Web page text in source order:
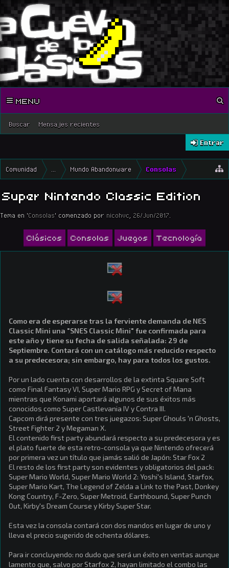
Buscar Mensajes recientes
MENU
Entrar
Comunidad Mundo Abandonware Consolas
Super Nintendo Classic Edition
Tema en 'Consolas' comenzado por nicohvc 26/Jun/2017
Clásicos Consolas Juegos Tecnología
Como era de esperarse tras la ferviente demanda de NES
Classic Mini una "SNES Classic Mini" fue confirmada para
este año y tiene su fecha de salida señalada: 29 de
Septiembre. Contará con un catálogo más reducido respecto
a su predecesora; sin embargo, hay para todos los gustos.
Por un lado cuenta con desarrollos de la extinta Square Soft
como Final Fantasy VI, Super Mario RPG y Secret of Mana
mientras que Konami aportará algunos de sus éxitos más
conocidos como Super Castlevania IV y Contra III.
Capcom dirá presente con tres juegazos: Super Ghouls 'n Ghosts,
Street Fighter 2 y Megaman X.
El contenido first party abundará respecto a su predecesora y es
el plato fuerte de esta retro-consola ya que Nintendo ofrecerá
por primera vez un título que jamás salió de Japón: Star Fox 2
El resto de los first party son evidentes y obligatorios del pack:
Super Mario World, Super Mario World 2: Yoshi's Island, Starfox,
Super Mario Kart, The Legend of Zelda a Link to the Past, Donkey
Kong Country, F-Zero, Super Metroid, Earthbound, Super Punch
Out, Kirby's Dream Course y Kirby Super Star.
Esta vez la consola contará con dos mandos en lugar de uno y
lleva el precio sugerido de ochenta dólares.
Para ir concluyendo: no dudo que será un éxito en ventas aunque
lamento que, salvo por Starfox 2, hayan limitado el combo las